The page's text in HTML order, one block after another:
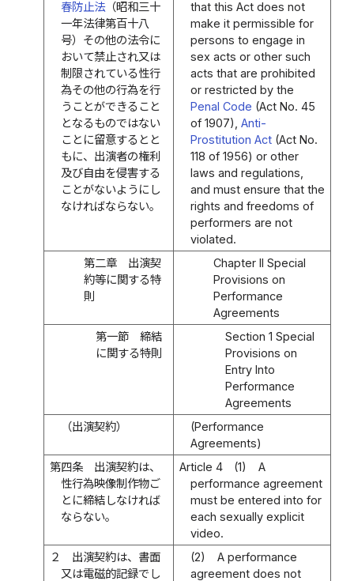
春防止法（昭和三十
一年法律第百十八
号）その他の法令に
おいて禁止され又は
制限されている性行
為その他の行為を行
うことができること
となるものではない
ことに留意するとと
もに、出演者の権利
及び自由を侵害する
ことがないようにし
なければならない。
that this Act does not
make it permissible for
persons to engage in
sex acts or other such
acts that are prohibited
or restricted by the
Penal Code (Act No. 45
of 1907),Anti-
Prostitution Act (Act No.
118 of 1956) or other
laws and regulations,
and must ensure that the
rights and freedoms of
performers are not
violated.
第二章 出演契
約等に関する特
則
Chapter II Special
Provisions on
Performance
Agreements
第一節 締結
に関する特則
Section 1 Special
Provisions on
Entry Into
Performance
Agreements
（出演契約）
(Performance
Agreements)
第四条
出演契約は、
性行為映像制作物ご
とに締結しなければ
ならない。
Article 4 (1)
A
performance agreement
must be entered into for
each sexually explicit
video.
２
出演契約は、書面
又は電磁的記録でし
(2)
A performance
agreement does not